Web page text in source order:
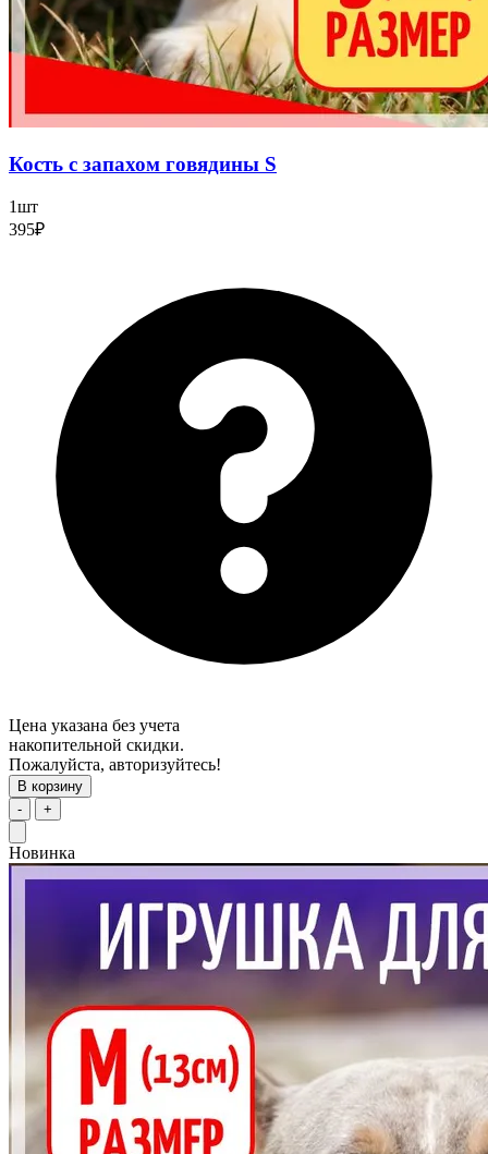
Кость с запахом говядины S
1шт
395₽
Цена указана без учета
накопительной скидки.
Пожалуйста, авторизуйтесь!
В корзину
-
+
Новинка